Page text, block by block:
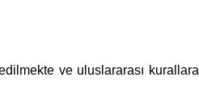
ve uluslararası kurallara